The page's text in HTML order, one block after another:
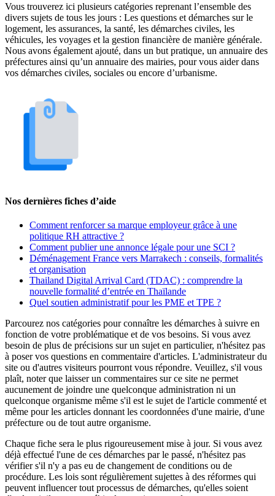
Vous trouverez ici plusieurs catégories reprenant l’ensemble des
divers sujets de tous les jours : Les questions et démarches sur le
logement, les assurances, la santé, les démarches civiles, les
véhicules, les voyages et la gestion financière de manière générale.
Nous avons également ajouté, dans un but pratique, un annuaire des
préfectures ainsi qu’un annuaire des mairies, pour vous aider dans
vos démarches civiles, sociales ou encore d’urbanisme.
Nos dernières fiches d’aide
Comment renforcer sa marque employeur grâce à une
politique RH attractive ?
Comment publier une annonce légale pour une SCI ?
Déménagement France vers Marrakech : conseils, formalités
et organisation
Thailand Digital Arrival Card (TDAC) : comprendre la
nouvelle formalité d’entrée en Thaïlande
Quel soutien administratif pour les PME et TPE ?
Parcourez nos catégories pour connaître les démarches à suivre en
fonction de votre problématique et de vos besoins. Si vous avez
besoin de plus de précisions sur un sujet en particulier, n'hésitez pas
à poser vos questions en commentaire d'articles. L'administrateur du
site ou d'autres visiteurs pourront vous répondre. Veuillez, s'il vous
plaît, noter que laisser un commentaires sur ce site ne permet
aucunement de joindre une quelconque administration ni un
quelconque organisme même s'il est le sujet de l'article commenté et
même pour les articles donnant les coordonnées d'une mairie, d'une
préfecture ou de tout autre organisme.
Chaque fiche sera le plus rigoureusement mise à jour. Si vous avez
déjà effectué l'une de ces démarches par le passé, n'hésitez pas
vérifier s'il n'y a pas eu de changement de conditions ou de
procédure. Les lois sont régulièrement sujettes à des réformes qui
peuvent influencer tout processus de démarches, qu'elles soient